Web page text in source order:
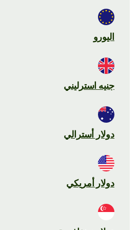
اليورو
جنيه استرليني
دولار أسترالي
دولار أمريكي